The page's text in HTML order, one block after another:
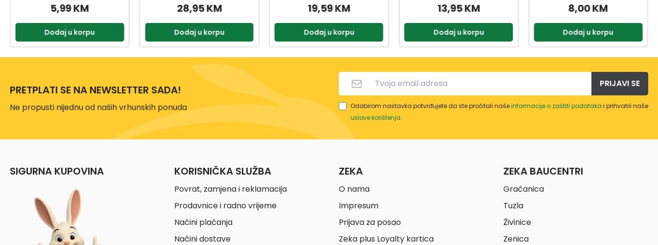
28,95 KM
Dodaj u korpu
19,59 KM
Dodaj u korpu
13,95 KM
Dodaj u korpu
8,00 KM
Dodaj u korpu
16,90 KM
Dodaj u korpu
PRETPLATI SE NA NEWSLETTER SADA!
Ne propusti nijednu od naših vrhunskih ponuda
PRIJAVI SE
Odabirom nastavka potvrđujete da ste pročitali našeinformacije o zaštiti podataka i prihvatili naše
uslove korištenja.
SIGURNA KUPOVINA KORISNIČKA SLUŽBA
Povrat, zamjena i reklamacija
Prodavnice i radno vrijeme
Načini plaćanja
Načini dostave
ZEKA
O nama
Impresum
Prijava za posao
Zeka plus Loyalty kartica
ZEKA BAUCENTRI
Gračanica
Tuzla
Živinice
Zenica